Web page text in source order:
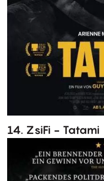
14. ZsiFi - Tatami